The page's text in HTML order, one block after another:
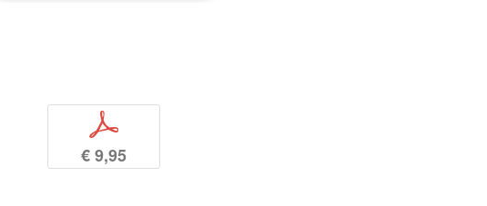
p
€ 9,95